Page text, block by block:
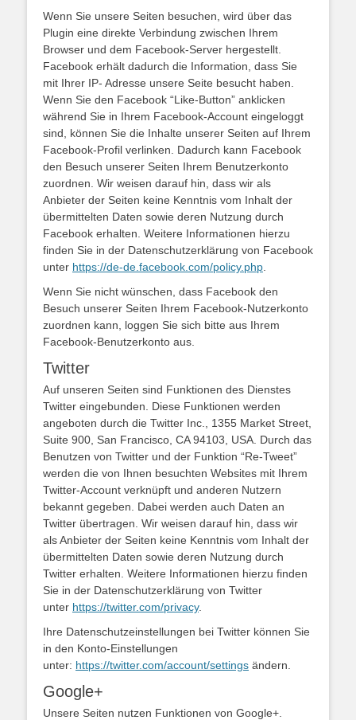
Wenn Sie unsere Seiten besuchen, wird über das
Plugin eine direkte Verbindung zwischen Ihrem
Browser und dem Facebook-Server hergestellt.
Facebook erhält dadurch die Information, dass Sie
mit Ihrer IP- Adresse unsere Seite besucht haben.
Wenn Sie den Facebook “Like-Button” anklicken
während Sie in Ihrem Facebook-Account eingeloggt
sind, können Sie die Inhalte unserer Seiten auf Ihrem
Facebook-Profil verlinken. Dadurch kann Facebook
den Besuch unserer Seiten Ihrem Benutzerkonto
zuordnen. Wir weisen darauf hin, dass wir als
Anbieter der Seiten keine Kenntnis vom Inhalt der
übermittelten Daten sowie deren Nutzung durch
Facebook erhalten. Weitere Informationen hierzu
finden Sie in der Datenschutzerklärung von Facebook
unter https://de-de.facebook.com/policy.php
Wenn Sie nicht wünschen, dass Facebook den
Besuch unserer Seiten Ihrem Facebook-Nutzerkonto
zuordnen kann, loggen Sie sich bitte aus Ihrem
Facebook-Benutzerkonto aus.
Twitter
Auf unseren Seiten sind Funktionen des Dienstes
Twitter eingebunden. Diese Funktionen werden
angeboten durch die Twitter Inc., 1355 Market Street,
Suite 900, San Francisco, CA 94103, USA. Durch das
Benutzen von Twitter und der Funktion “Re-Tweet”
werden die von Ihnen besuchten Websites mit Ihrem
Twitter-Account verknüpft und anderen Nutzern
bekannt gegeben. Dabei werden auch Daten an
Twitter übertragen. Wir weisen darauf hin, dass wir
als Anbieter der Seiten keine Kenntnis vom Inhalt der
übermittelten Daten sowie deren Nutzung durch
Twitter erhalten. Weitere Informationen hierzu finden
Sie in der Datenschutzerklärung von Twitter
unter https://twitter.com/privacy.
Ihre Datenschutzeinstellungen bei Twitter können Sie
in den Konto-Einstellungen
unter: https://twitter.com/account/settings ändern.
Google+
Unsere Seiten nutzen Funktionen von Google+.